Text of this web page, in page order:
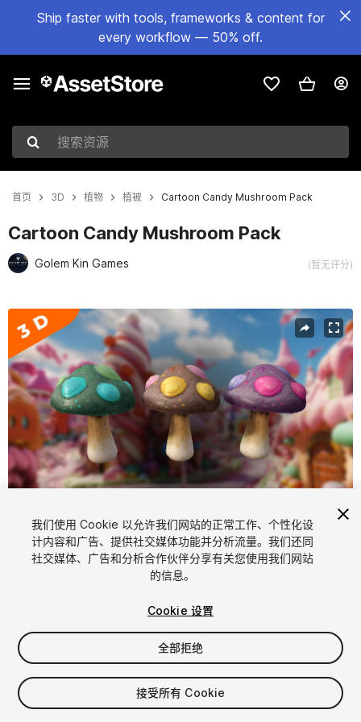
Ship faster with tools, frameworks & content for
every workflow — 50% off.
搜索资源
首页 3D 植物 植被 Cartoon Candy Mushroom Pack
Cartoon Candy Mushroom Pack
Golem Kin Games (暂无评分)
当前幻灯片：1 / 5
1/5
$4.99
增值税将在结算时计算
我们使用 Cookie 以允许我们网站的正常工作、个性化设
计内容和广告、提供社交媒体功能并分析流量。我们还同
社交媒体、广告和分析合作伙伴分享有关您使用我们网站
的信息。
Cookie 设置
全部拒绝
接受所有 Cookie